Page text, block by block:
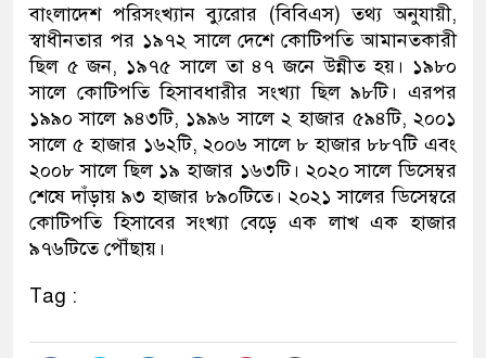
বাংলাদেশ পরিসংখ্যান ব্যুরোর (বিবিএস) তথ্য অনুযায়ী,
স্বাধীনতার পর ১৯৭২ সালে দেশে কোটিপতি আমানতকারী
ছিল ৫ জন, ১৯৭৫ সালে তা ৪৭ জনে উন্নীত হয়। ১৯৮০
সালে কোটিপতি হিসাবধারীর সংখ্যা ছিল ৯৮টি। এরপর
১৯৯০ সালে ৯৪৩টি, ১৯৯৬ সালে ২ হাজার ৫৯৪টি, ২০০১
সালে ৫ হাজার ১৬২টি, ২০০৬ সালে ৮ হাজার ৮৮৭টি এবং
২০০৮ সালে ছিল ১৯ হাজার ১৬৩টি। ২০২০ সালে ডিসেম্বর
শেষে দাঁড়ায় ৯৩ হাজার ৮৯০টিতে। ২০২১ সালের ডিসেম্বরে
কোটিপতি হিসাবের সংখ্যা বেড়ে এক লাখ এক হাজার
৯৭৬টিতে পৌঁছায়।
Tag :